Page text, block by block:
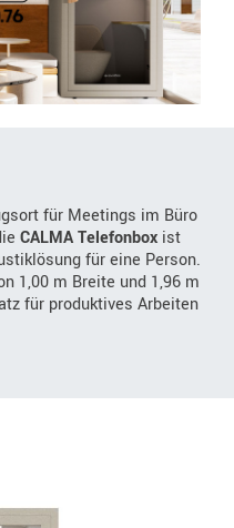
für Meetings im Büro
CALMA Telefonbox ist
für eine Person.
1,00 m Breite und 1,96 m
für produktives Arbeiten